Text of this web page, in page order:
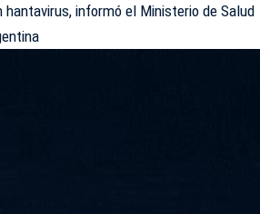
informó el Ministerio de Salud